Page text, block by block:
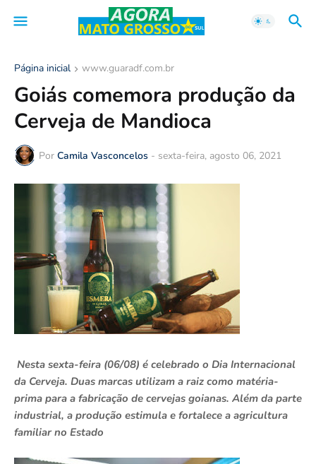
Página inicial www.guaradf.com.br
Goiás comemora produção da
Cerveja de Mandioca
Por Camila Vasconcelos - sexta-feira, agosto 06, 2021
Nesta sexta-feira (06/08) é celebrado o Dia Internacional
da Cerveja. Duas marcas utilizam a raiz como matéria-
prima para a fabricação de cervejas goianas. Além da parte
industrial, a produção estimula e fortalece a agricultura
familiar no Estado